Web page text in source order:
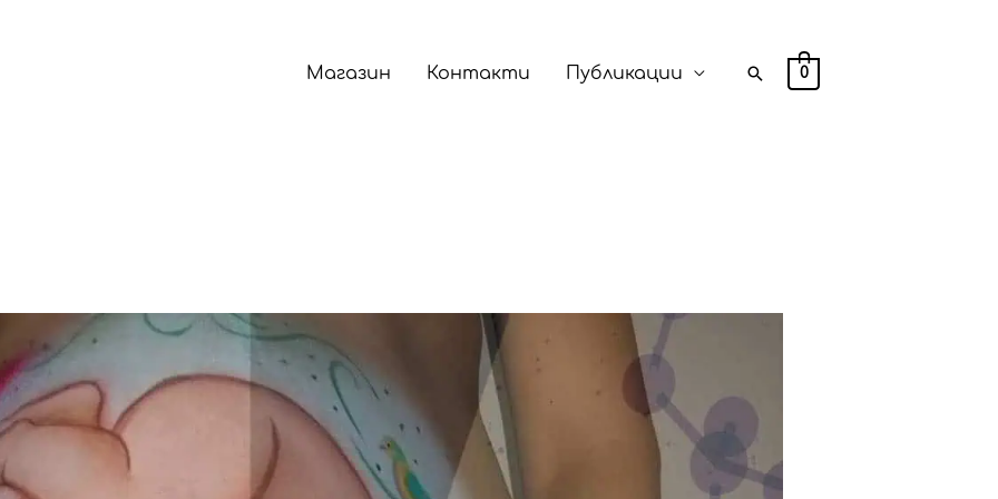
Магазин Контакти Публикации Search
0